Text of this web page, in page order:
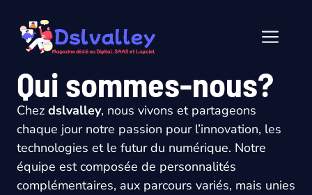
contenu
Qui sommes-nous?
Chez dslvalley, nous vivons et partageons
chaque jour notre passion pour l’innovation, les
technologies et le futur du numérique. Notre
équipe est composée de personnalités
complémentaires, aux parcours variés, mais unies